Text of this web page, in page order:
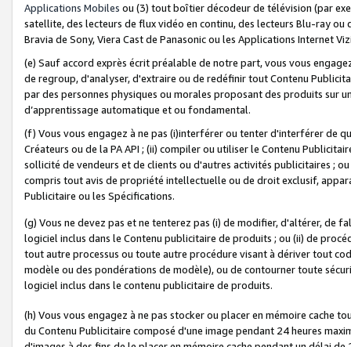
Applications Mobiles ou (3) tout boîtier décodeur de télévision (par
satellite, des lecteurs de flux vidéo en continu, des lecteurs Blu-ray
Bravia de Sony, Viera Cast de Panasonic ou les Applications Internet
(e) Sauf accord exprès écrit préalable de notre part, vous vous
de regroup, d'analyser, d'extraire ou de redéfinir tout Contenu
par des personnes physiques ou morales proposant des produits sur
d’apprentissage automatique et ou fondamental.
(f) Vous vous engagez à ne pas (i)interférer ou tenter d'interférer de
Créateurs ou de la PA API ; (ii) compiler ou utiliser le Contenu
sollicité de vendeurs et de clients ou d'autres activités publicitaires ;
compris tout avis de propriété intellectuelle ou de droit exclusif,
Publicitaire ou les Spécifications.
(g) Vous ne devez pas et ne tenterez pas (i) de modifier, d'altérer, de
logiciel inclus dans le Contenu publicitaire de produits ; ou (ii) de
tout autre processus ou toute autre procédure visant à dériver tout
modèle ou des pondérations de modèle), ou de contourner toute
logiciel inclus dans le contenu publicitaire de produits.
(h) Vous vous engagez à ne pas stocker ou placer en mémoire cache
du Contenu Publicitaire composé d'une image pendant 24 heures